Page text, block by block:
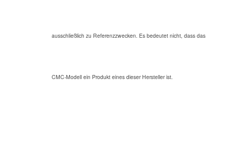
ausschließlich zu Referenzzwecken. Es bedeutet nicht, dass das
CMC-Modell ein Produkt eines dieser Hersteller ist.